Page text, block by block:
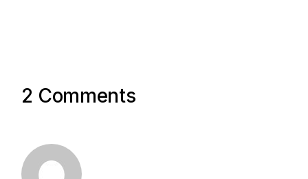
2 Comments